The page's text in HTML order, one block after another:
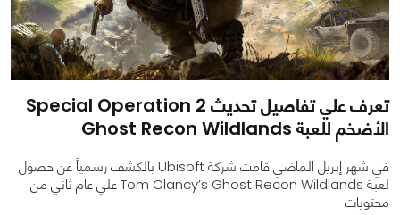
تعرف علي تفاصيل تحديث Special Operation 2
الأضخم للعبة Ghost Recon Wildlands
في شهر إبريل الماضي قامت شركة Ubisoft بالكشف رسمياً عن حصول
لعبة Tom Clancy’s Ghost Recon Wildlands علي عام ثاني من
محتويات